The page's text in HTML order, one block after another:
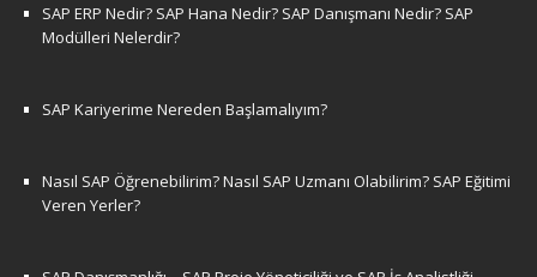
SAP ERP Nedir? SAP Hana Nedir? SAP Danışmanı Nedir? SAP
Modülleri Nelerdir?
SAP Kariyerime Nereden Başlamalıyım?
Nasıl SAP Öğrenebilirim? Nasıl SAP Uzmanı Olabilirim? SAP Eğitimi
Veren Yerler?